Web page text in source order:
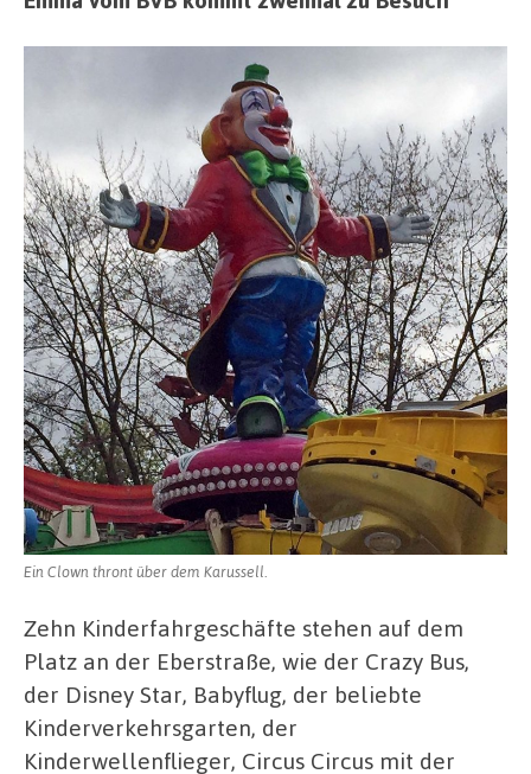
Ein Clown thront über dem Karussell.
Zehn Kinderfahrgeschäfte stehen auf dem
Platz an der Eberstraße, wie der Crazy Bus,
der Disney Star, Babyflug, der beliebte
Kinderverkehrsgarten, der
Kinderwellenflieger, Circus Circus mit der